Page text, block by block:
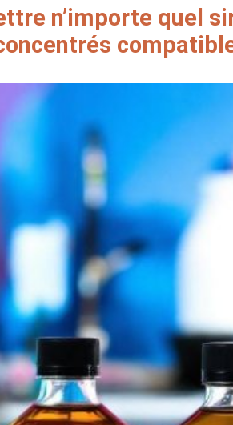
n’importe quel